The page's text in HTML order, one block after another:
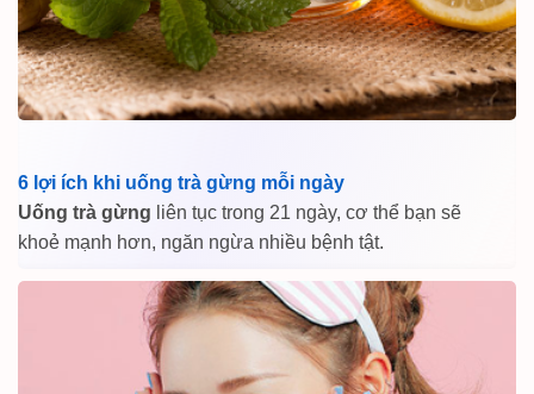
6 lợi ích khi uống trà gừng mỗi ngày
Uống trà gừng liên tục trong 21 ngày, cơ thể bạn sẽ
khoẻ mạnh hơn, ngăn ngừa nhiều bệnh tật.